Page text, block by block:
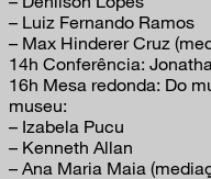
– Luiz Fernando Ramos
– Max Hinderer Cruz
14h Conferência:
16h Mesa redonda: Do
museu:
– Izabela Pucu
– Kenneth Allan
– Ana Maria Maia